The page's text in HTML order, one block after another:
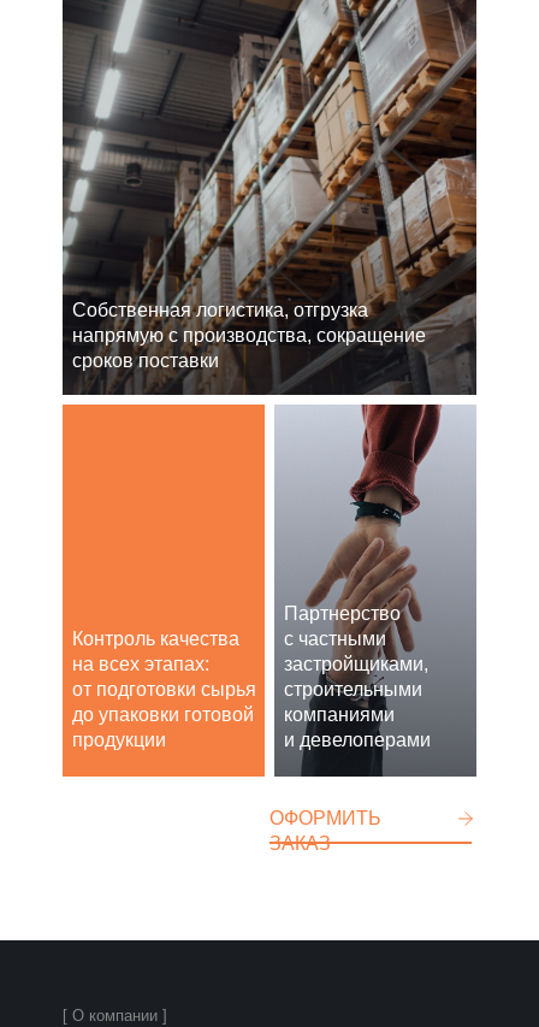
Контроль качества
на всех этапах:
от подготовки сырья
до упаковки готовой
продукции
Cобственная логистика, отгрузка
напрямую с производства, сокращение
сроков поставки
Партнерство
с частными
застройщиками,
строительными
компаниями
и девелоперами
ОФОРМИТЬ
ЗАКАЗ
[ О компании ]